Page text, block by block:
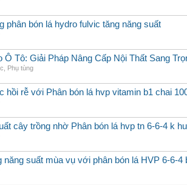
phân bón lá hydro fulvic tăng năng suất
Ô Tô: Giải Pháp Nâng Cấp Nội Thất Sang
Phụ tùng
hồi rễ với Phân bón lá hvp vitamin b1 chai
cây trồng nhờ Phân bón lá hvp tn 6-6-4 k
năng suất mùa vụ với phân bón lá HVP 6-6-4